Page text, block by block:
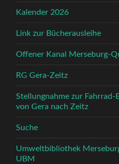
Kalender 2026
Link zur Bücherausleihe
Offener Kanal Merseburg-
RG Gera-Zeitz
Stellungnahme zur
von Gera nach Zeitz
Suche
Umweltbibliothek
UBM